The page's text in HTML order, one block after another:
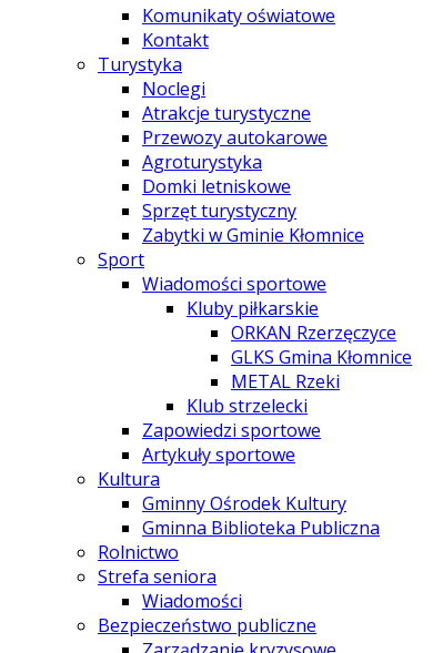
Komunikaty oświatowe
Kontakt
Turystyka
Noclegi
Atrakcje turystyczne
Przewozy autokarowe
Agroturystyka
Domki letniskowe
Sprzęt turystyczny
Zabytki w Gminie Kłomnice
Sport
Wiadomości sportowe
Kluby piłkarskie
ORKAN Rzerzęczyce
GLKS Gmina Kłomnice
METAL Rzeki
Klub strzelecki
Zapowiedzi sportowe
Artykuły sportowe
Kultura
Gminny Ośrodek Kultury
Gminna Biblioteka Publiczna
Rolnictwo
Strefa seniora
Wiadomości
Bezpieczeństwo publiczne